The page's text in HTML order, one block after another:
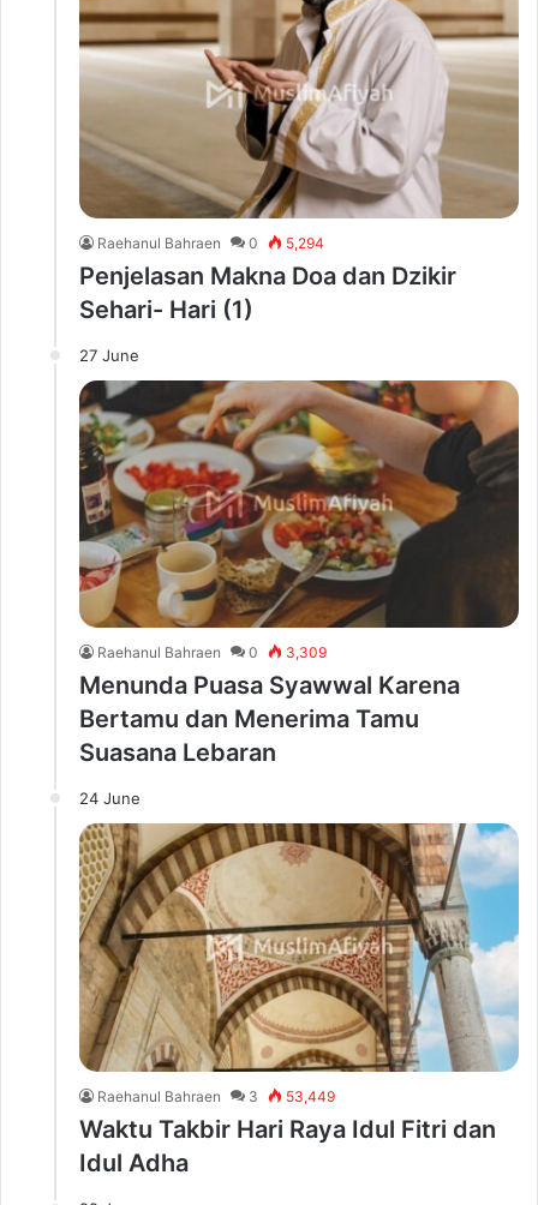
Raehanul Bahraen 0 5,294
Penjelasan Makna Doa dan Dzikir
Sehari- Hari (1)
27 June
Raehanul Bahraen 0 3,309
Menunda Puasa Syawwal Karena
Bertamu dan Menerima Tamu
Suasana Lebaran
24 June
Raehanul Bahraen 3 53,449
Waktu Takbir Hari Raya Idul Fitri dan
Idul Adha